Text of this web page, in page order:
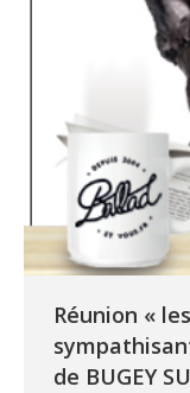
Réunion «
de BUGEY